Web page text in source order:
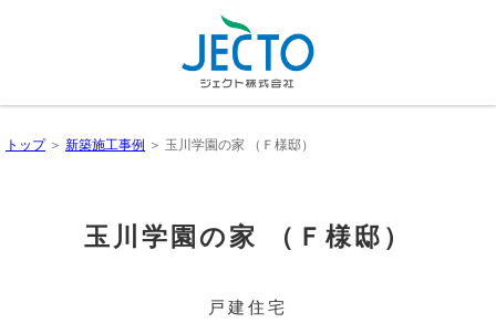
トップ＞ 新築施工事例 ＞ 玉川学園の家 （Ｆ様邸）
玉川学園の家 （Ｆ様邸）
戸建住宅